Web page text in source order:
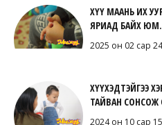
ХҮҮ МААНЬ ИХ
ЯРИАД БАЙХ ЮМ.
2025 он 02 сар 24
ХҮҮХЭДТЭЙГЭЭ
ТАЙВАН СОНСОЖ
2024 он 10 сар 15